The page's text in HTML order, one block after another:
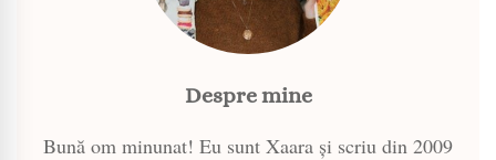
Despre mine
Bună om minunat! Eu sunt Xaara și scriu din 2009